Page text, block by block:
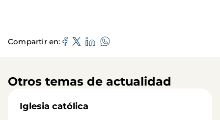
Compartir en
Otros temas de actualidad
Iglesia católica